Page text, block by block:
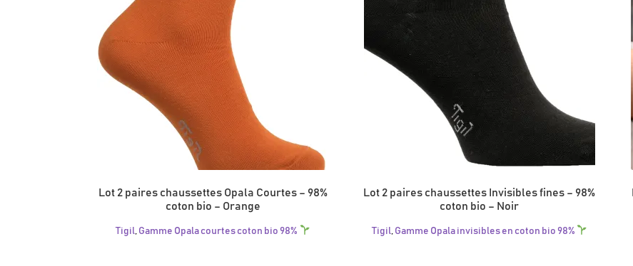
du
produit
page
du
produit
Lot 2 paires chaussettes Opala Courtes – 98%
coton bio – Orange
Tigil, Gamme Opala courtes coton bio 98%
Lot 2 paires chaussettes Invisibles fines – 98%
coton bio – Noir
Tigil, Gamme Opala invisibles en coton bio 98%